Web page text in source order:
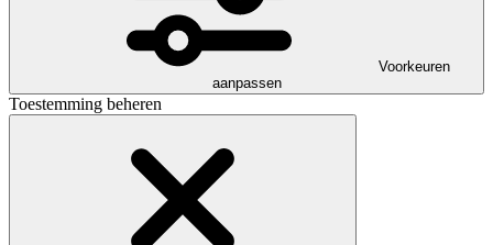
Voorkeuren
aanpassen
Toestemming beheren